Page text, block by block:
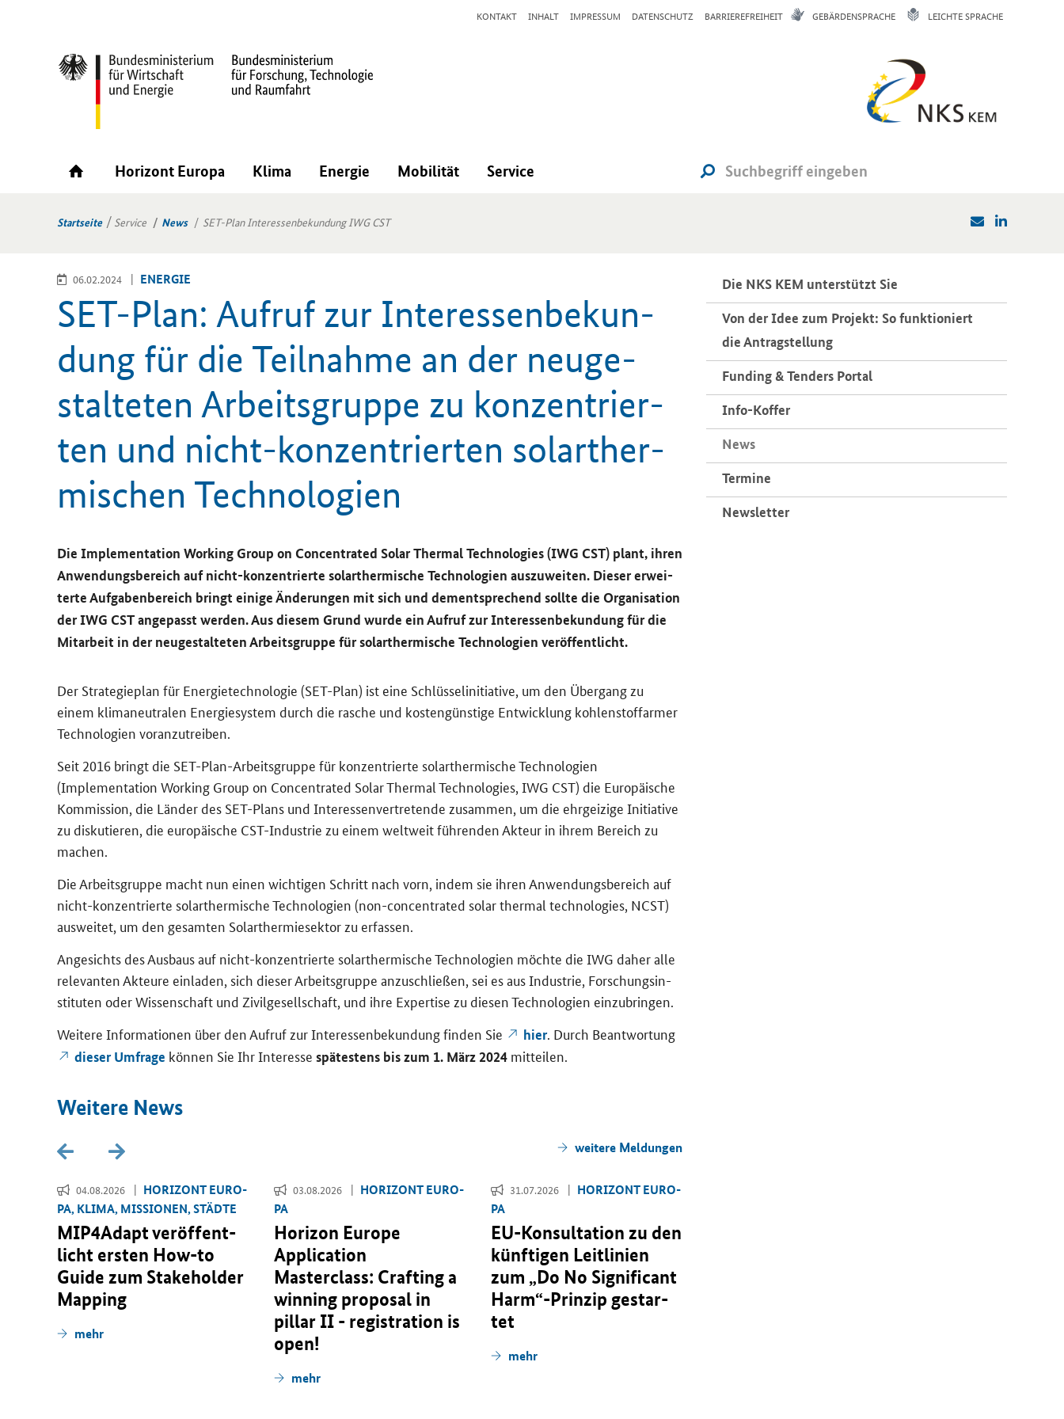
KONTAKT INHALT IMPRESSUM DATENSCHUTZ BARRIEREFREIHEIT GEBÄRDENSPRACHE LEICHTE SPRACHE
Horizont Europa Klima Energie Mobilität Service
Startseite Service News SET-Plan Interessenbekundung IWG CST
06.02.2024 EN­ER­GIE
SET-​Plan: Auf­ruf zur In­ter­es­sen­be­kun­
dung für die Teil­nah­me an der neu­ge­
stal­te­ten Ar­beits­grup­pe zu kon­zen­trier­
ten und nicht-​konzentrierten so­lar­ther­
mi­schen Tech­no­lo­gien
Die Implementation Working Group on Concentrated Solar Thermal Technologies(IWG CST) plant, ihren
An­wen­dungs­be­reich auf nicht-​konzentrierte so­lar­ther­mi­sche Tech­no­lo­gien aus­zu­wei­ten. Die­ser er­wei­
ter­te Auf­ga­ben­be­reich bringt ei­ni­ge Än­de­run­gen mit sich und dem­entspre­chend soll­te die Or­ga­ni­sa­ti­on
der IWG CST an­ge­passt wer­den. Aus die­sem Grund wurde ein Auf­ruf zur In­ter­es­sen­be­kun­dung für die
Mit­ar­beit in der neu­ge­stal­te­ten Ar­beits­grup­pe für so­lar­ther­mi­sche Tech­no­lo­gien ver­öf­fent­licht.
Der Stra­te­gie­plan für En­er­gie­tech­no­lo­gie (SET-​Plan) ist eine Schlüs­se­l­in­itia­ti­ve, um den Über­gang zu
einem kli­ma­neu­tra­len En­er­gie­sys­tem durch die ra­sche und kos­ten­güns­ti­ge Ent­wick­lung koh­len­stoff­ar­mer
Tech­no­lo­gien vor­an­zu­trei­ben.
Seit 2016 bringt die SET-​Plan-Arbeitsgruppe für kon­zen­trier­te so­lar­ther­mi­sche Tech­no­lo­gien
(Implementation Working Group on Concentrated Solar Thermal Technologies, IWG CST) die Eu­ro­päi­sche
Kom­mis­si­on, die Län­der des SET-​Plans und In­ter­es­sen­ver­tre­ten­de zu­sam­men, um die ehr­gei­zi­ge In­itia­ti­ve
zu dis­ku­tie­ren, die eu­ro­päi­sche CST-​Industrie zu einem welt­weit füh­ren­den Ak­teur in ihrem Be­reich zu
ma­chen.
Die Ar­beits­grup­pe macht nun einen wich­ti­gen Schritt nach vorn, indem sie ihren An­wen­dungs­be­reich auf
nicht-​konzentrierte so­lar­ther­mi­sche Tech­no­lo­gien (non-concentrated solar thermal technologies, NCST)
aus­wei­tet, um den ge­sam­ten So­lar­ther­mie­sek­tor zu er­fas­sen.
An­ge­sichts des Aus­baus auf nicht-​konzentrierte so­lar­ther­mi­sche Tech­no­lo­gien möch­te die IWG daher alle
re­le­van­ten Ak­teu­re ein­la­den, sich die­ser Ar­beits­grup­pe an­zu­schlie­ßen, sei es aus In­dus­trie, For­schungs­in­
sti­tu­ten oder Wis­sen­schaft und Zi­vil­ge­sell­schaft, und ihre Ex­per­ti­se zu die­sen Tech­no­lo­gien ein­zu­brin­gen.
Wei­te­re In­for­ma­tio­nen über den Auf­ruf zur In­ter­es­sen­be­kun­dung fin­den Sie
hier. Durch Be­ant­wor­tung
die­ser Um­fra­ge kön­nen Sie Ihr In­ter­es­se spä­tes­tens bis zum 1. März 2024 mit­tei­len.
Wei­te­re News
wei­te­re Mel­dun­gen
04.08.2026
HO­RI­ZONT EU­RO­
PA, KLIMA, MIS­SIO­NEN, STÄD­TE
MIP4Adapt ver­öf­fent­
licht ers­ten How-to
Guide zum Stakeholder
Mapping
mehr
03.08.2026
HO­RI­ZONT EU­RO­
PA
Horizon Europe
Application
Masterclass: Crafting a
winning proposal in
pillar II - registration is
open!
mehr
31.07.2026
HO­RI­ZONT EU­RO­
PA
EU-​Konsultation zu den
künf­ti­gen Leit­li­ni­en
zum „Do No Significant
Harm“-​Prinzip ge­star­
tet
mehr
Die NKS KEM un­ter­stützt Sie
Von der Idee zum Pro­jekt: So funk­tio­niert
die An­trag­stel­lung
Fun­ding & Ten­ders Por­tal
Info-​Koffer
News
Ter­mi­ne
News­let­ter